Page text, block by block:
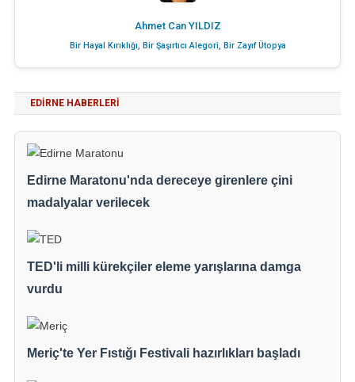
Ahmet Can YILDIZ
Bir Hayal Kırıklığı, Bir Şaşırtıcı Alegori, Bir Zayıf Ütopya
EDIRNE HABERLERI
Edirne Maratonu'nda dereceye girenlere çini
madalyalar verilecek
TED'li milli kürekçiler eleme yarışlarına damga
vurdu
Meriç'te Yer Fıstığı Festivali hazırlıkları başladı